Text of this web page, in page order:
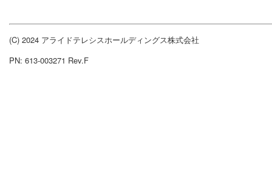
(C) 2024 アライドテレシスホールディングス株式会社
PN: 613-003271 Rev.F